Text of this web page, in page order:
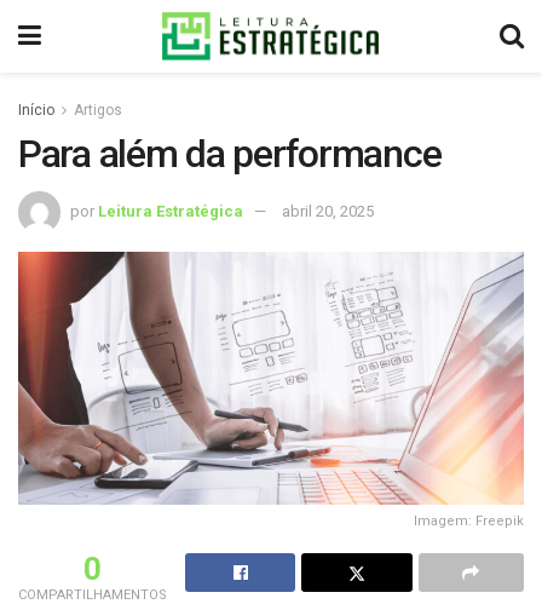
Início Artigos
Para além da performance
por Leitura Estratégica abril 20, 2025
Imagem: Freepik
0
COMPARTILHAMENTOS